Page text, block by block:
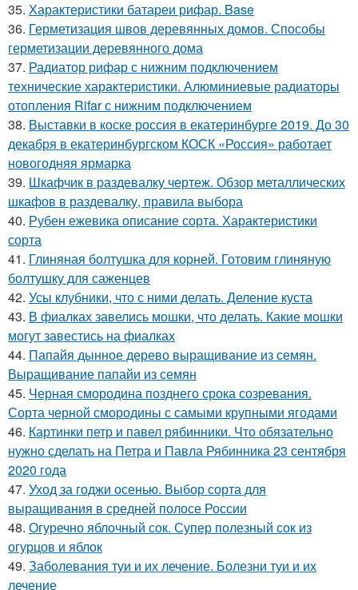
35. Характеристики батареи рифар. Base
36. Герметизация швов деревянных домов. Способы
герметизации деревянного дома
37. Радиатор рифар с нижним подключением
технические характеристики. Алюминиевые радиаторы
отопления Rifar с нижним подключением
38. Выставки в коске россия в екатеринбурге 2019. До 30
декабря в екатеринбургском КОСК «Россия» работает
новогодняя ярмарка
39. Шкафчик в раздевалку чертеж. Обзор металлических
шкафов в раздевалку, правила выбора
40. Рубен ежевика описание сорта. Характеристики
сорта
41. Глиняная болтушка для корней. Готовим глиняную
болтушку для саженцев
42. Усы клубники, что с ними делать. Деление куста
43. В фиалках завелись мошки, что делать. Какие мошки
могут завестись на фиалках
44. Папайя дынное дерево выращивание из семян.
Выращивание папайи из семян
45. Черная смородина позднего срока созревания.
Сорта черной смородины с самыми крупными ягодами
46. Картинки петр и павел рябинники. Что обязательно
нужно сделать на Петра и Павла Рябинника 23 сентября
2020 года
47. Уход за годжи осенью. Выбор сорта для
выращивания в средней полосе России
48. Огуречно яблочный сок. Супер полезный сок из
огурцов и яблок
49. Заболевания туи и их лечение. Болезни туи и их
лечение